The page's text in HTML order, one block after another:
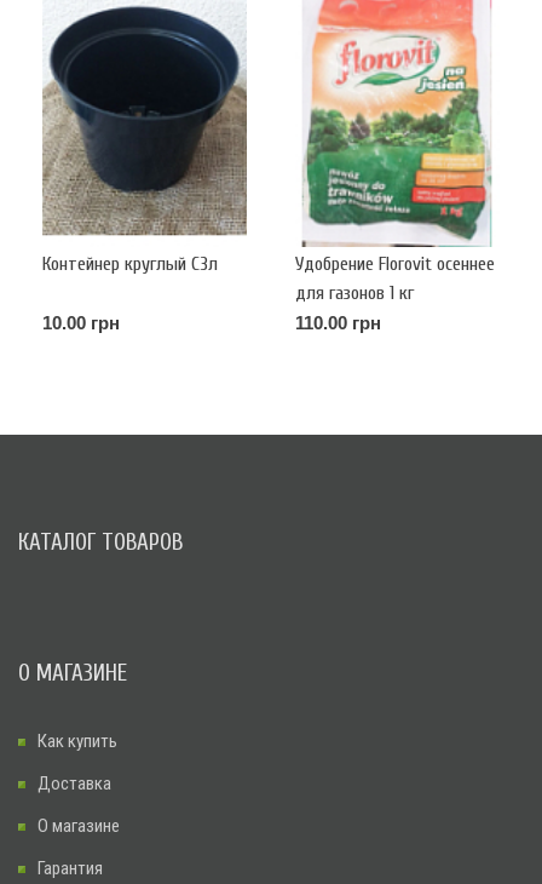
Контейнер круглый С3л
10.00 грн
Удобрение Florovit осеннее
для газонов 1 кг
110.00 грн
КАТАЛОГ ТОВАРОВ
О МАГАЗИНЕ
Как купить
Доставка
О магазине
Гарантия